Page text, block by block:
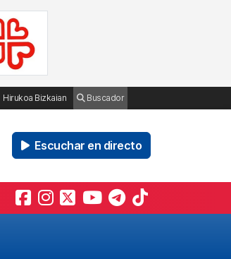
Hirukoa Bizkaian Buscador
Escuchar en directo